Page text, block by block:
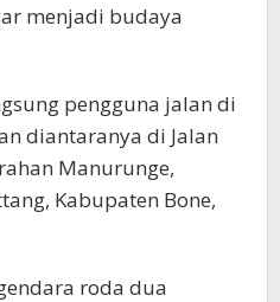
menjadi budaya
pengguna jalan di
diantaranya di Jalan
Manurunge,
Kabupaten Bone,
roda dua